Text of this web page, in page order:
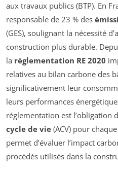
aux travaux publics (BTP). En
responsable de 23 % des
(GES), soulignant la nécessité
construction plus durable.
la réglementation RE 2020
relatives au bilan carbone des
significativement leur
leurs performances
réglementation est l’obligation
cycle de vie (ACV) pour
permet d’évaluer l’impact
procédés utilisés dans la